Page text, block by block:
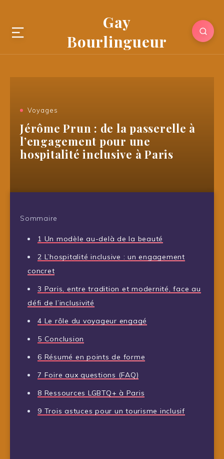
Gay
Bourlingueur
Voyages
Jérôme Prun : de la passerelle à
l’engagement pour une
hospitalité inclusive à Paris
Sommaire
1 Un modèle au-delà de la beauté
2 L’hospitalité inclusive : un engagement
concret
3 Paris, entre tradition et modernité, face au
défi de l’inclusivité
4 Le rôle du voyageur engagé
5 Conclusion
6 Résumé en points de forme
7 Foire aux questions (FAQ)
8 Ressources LGBTQ+ à Paris
9 Trois astuces pour un tourisme inclusif